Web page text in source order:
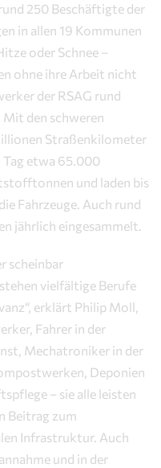
250 Beschäftigte der
in allen 19 Kommunen
oder Schnee –
ohne ihre Arbeit nicht
der RSAG rund
den schweren
Straßenkilometer
Tag etwa 65.000
und laden bis
Fahrzeuge. Auch rund
jährlich eingesammelt.
scheinbar
vielfältige Berufe
erklärt Philip Moll,
Fahrer in der
Mechatroniker in der
Deponien
– sie alle leisten
Beitrag zum
Infrastruktur. Auch
und in der